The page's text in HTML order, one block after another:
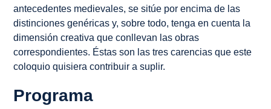
antecedentes medievales, se sitúe por encima de las
distinciones genéricas y, sobre todo, tenga en cuenta la
dimensión creativa que conllevan las obras
correspondientes. Éstas son las tres carencias que este
coloquio quisiera contribuir a suplir.
Programa